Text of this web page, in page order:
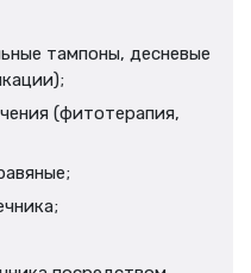
тампоны, десневые
(фитотерапия,